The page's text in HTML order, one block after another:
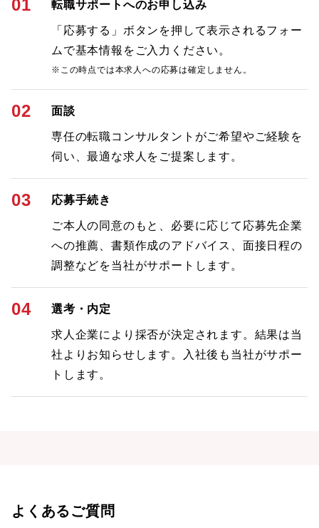
01 転職サポートへのお申し込み
「応募する」ボタンを押して表示されるフォー
ムで基本情報をご入力ください。
※この時点では本求人への応募は確定しません。
02 面談
専任の転職コンサルタントがご希望やご経験を
伺い、最適な求人をご提案します。
03 応募手続き
ご本人の同意のもと、必要に応じて応募先企業
への推薦、書類作成のアドバイス、面接日程の
調整などを当社がサポートします。
04 選考・内定
求人企業により採否が決定されます。結果は当
社よりお知らせします。入社後も当社がサポー
トします。
よくあるご質問